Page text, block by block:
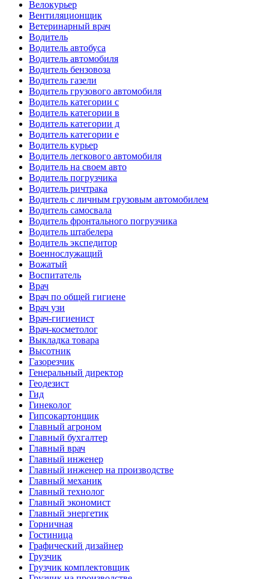
Велокурьер
Вентиляционщик
Ветеринарный врач
Водитель
Водитель автобуса
Водитель автомобиля
Водитель бензовоза
Водитель газели
Водитель грузового автомобиля
Водитель категории c
Водитель категории в
Водитель категории д
Водитель категории е
Водитель курьер
Водитель легкового автомобиля
Водитель на своем авто
Водитель погрузчика
Водитель ричтрака
Водитель с личным грузовым автомобилем
Водитель самосвала
Водитель фронтального погрузчика
Водитель штабелера
Водитель экспедитор
Военнослужащий
Вожатый
Воспитатель
Врач
Врач по общей гигиене
Врач узи
Врач-гигиенист
Врач-косметолог
Выкладка товара
Высотник
Газорезчик
Генеральный директор
Геодезист
Гид
Гинеколог
Гипсокартонщик
Главный агроном
Главный бухгалтер
Главный врач
Главный инженер
Главный инженер на производстве
Главный механик
Главный технолог
Главный экономист
Главный энергетик
Горничная
Гостиница
Графический дизайнер
Грузчик
Грузчик комплектовщик